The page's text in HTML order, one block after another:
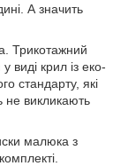
А значить
Трикотажний
виді крил із еко-
стандарту, які
не викликають
малюка з